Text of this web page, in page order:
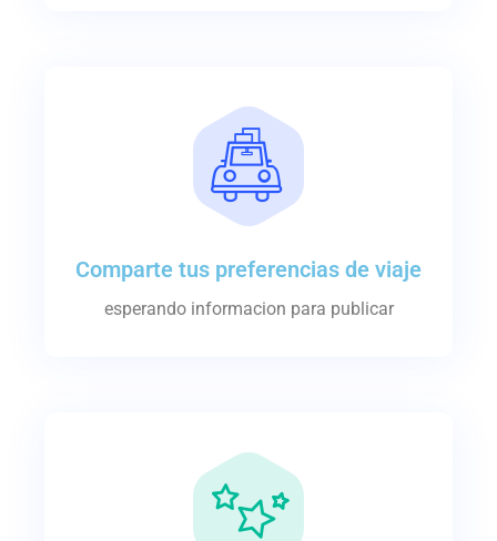
Comparte tus preferencias de viaje
esperando informacion para publicar